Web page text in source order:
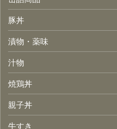
豚丼
漬物・薬味
汁物
焼鶏丼
親子丼
牛すき